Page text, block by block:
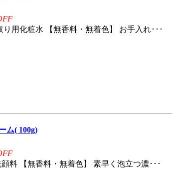
用化粧水 【無香料・無着色】 お手入れ･･･
ム( 100g)
料 【無香料・無着色】 素早く泡立つ濃･･･